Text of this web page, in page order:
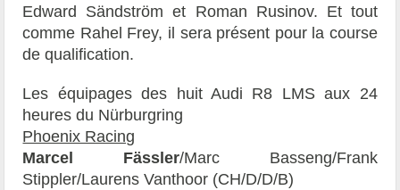
Edward Sändström et Roman Rusinov. Et tout
comme Rahel Frey, il sera présent pour la course
de qualification.
Les équipages des huit Audi R8 LMS aux 24
heures du Nürburgring
Phoenix Racing
Marcel Fässler/Marc Basseng/Frank
Stippler/Laurens Vanthoor (CH/D/D/B)